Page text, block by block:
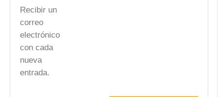
Recibir un
correo
electrónico
con cada
nueva
entrada.